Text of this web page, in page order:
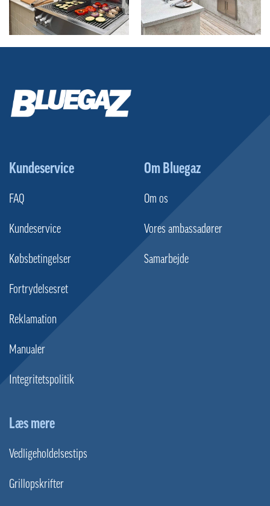
Kundeservice
FAQ
Kundeservice
Købsbetingelser
Fortrydelsesret
Reklamation
Manualer
Integritetspolitik
Om Bluegaz
Om os
Vores ambassadører
Samarbejde
Læs mere
Vedligeholdelsestips
Grillopskrifter